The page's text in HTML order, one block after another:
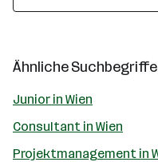
Ähnliche Suchbegriffe
Junior in Wien
Consultant in Wien
Projektmanagement in